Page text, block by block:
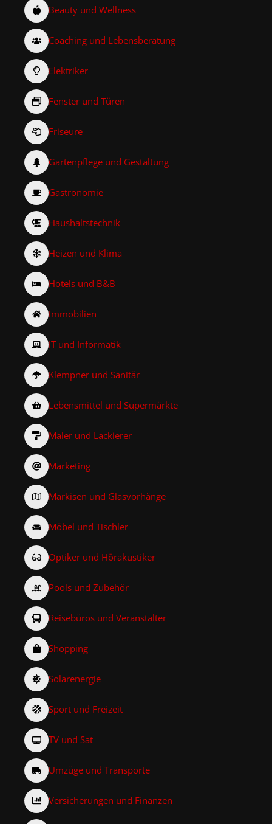
Beauty und Wellness
Coaching und Lebensberatung
Elektriker
Fenster und Türen
Friseure
Gartenpflege und Gestaltung
Gastronomie
Haushaltstechnik
Heizen und Klima
Hotels und B&B
Immobilien
IT und Informatik
Klempner und Sanitär
Lebensmittel und Supermärkte
Maler und Lackierer
Marketing
Markisen und Glasvorhänge
Möbel und Tischler
Optiker und Hörakustiker
Pools und Zubehör
Reisebüros und Veranstalter
Shopping
Solarenergie
Sport und Freizeit
TV und Sat
Umzüge und Transporte
Versicherungen und Finanzen